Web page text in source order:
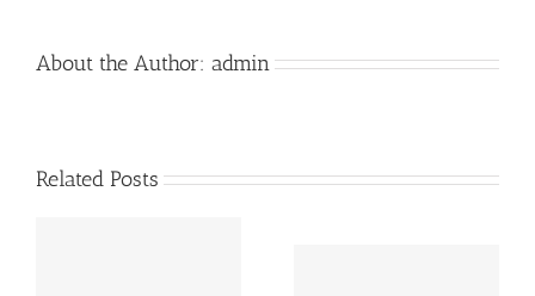
About the Author: admin
Related Posts